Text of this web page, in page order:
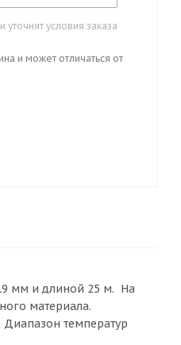
условия заказа
и может отличаться от
мм и длиной 25 м. На
материала.
температур